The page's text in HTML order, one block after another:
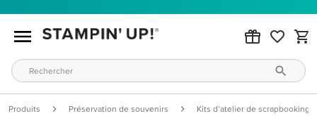
Produits Préservation de souvenirs Kits d’atelier de scrapbooking